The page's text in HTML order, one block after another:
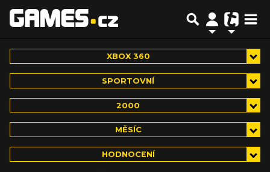
XBOX 360
SPORTOVNÍ
2000
MĚSÍC
HODNOCENÍ